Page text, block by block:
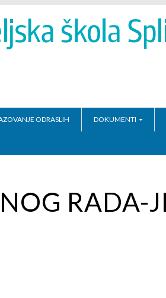
ODRASLIH DOKUMENTI
RADA-